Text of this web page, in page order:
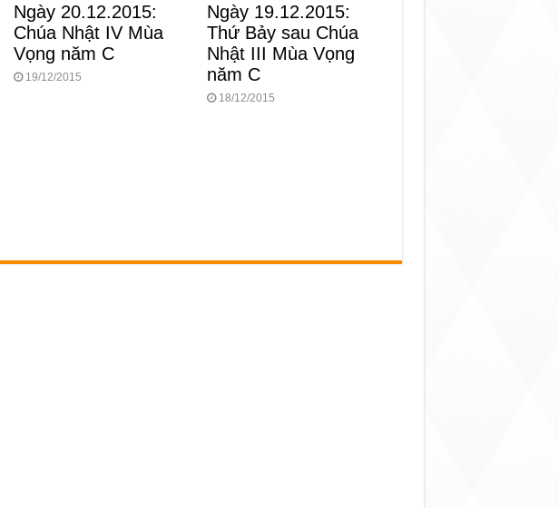
Ngày 20.12.2015:
Chúa Nhật IV Mùa
Vọng năm C
19/12/2015
Ngày 19.12.2015:
Thứ Bảy sau Chúa
Nhật III Mùa Vọng
năm C
18/12/2015